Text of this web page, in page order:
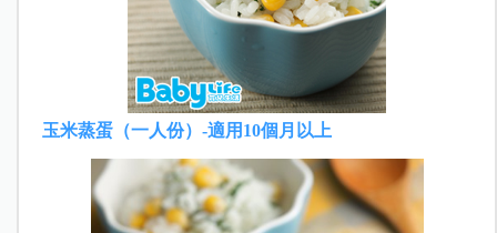
玉米蒸蛋（一人份）-適用10個月以上